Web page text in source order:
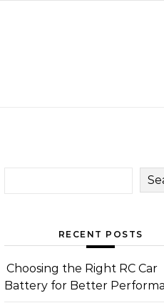
RECENT POSTS
Choosing the Right RC Car
Battery for Better